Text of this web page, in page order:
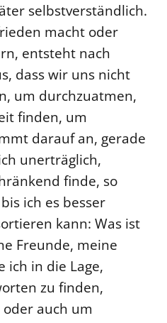
selbstverständlich.
macht oder
entsteht nach
dass wir uns nicht
um durchzuatmen,
finden, um
darauf an, gerade
unerträglich,
finde, so
ich es besser
kann: Was ist
Freunde, meine
ich in die Lage,
zu finden,
auch um